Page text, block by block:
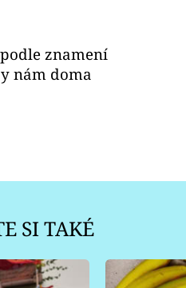
znamení
nám doma
SI TAKÉ